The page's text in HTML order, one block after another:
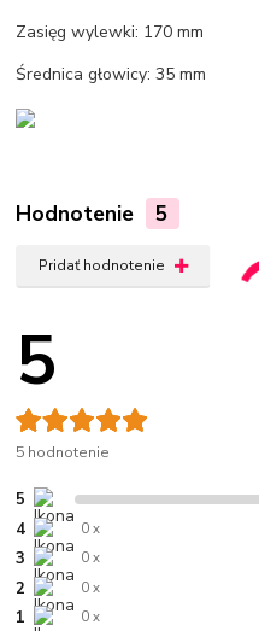
Zasięg wylewki: 170 mm
Średnica głowicy: 35 mm
Hodnotenie 5
Pridať hodnotenie
5
5 hodnotenie
5
4 0 x
3 0 x
2 0 x
1 0 x